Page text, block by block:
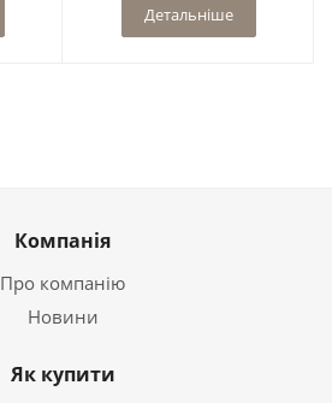
Детальніше
Компанія
Про компанію
Новини
Як купити